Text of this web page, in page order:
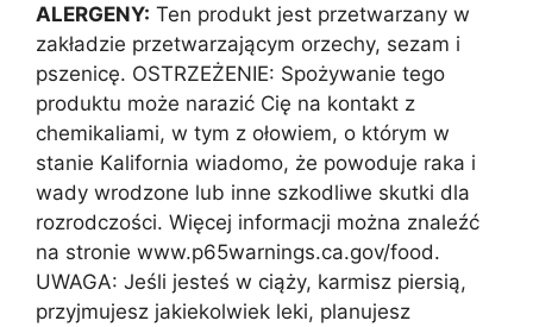
ALERGENY: Ten produkt jest przetwarzany w
zakładzie przetwarzającym orzechy, sezam i
pszenicę. OSTRZEŻENIE: Spożywanie tego
produktu może narazić Cię na kontakt z
chemikaliami, w tym z ołowiem, o którym w
stanie Kalifornia wiadomo, że powoduje raka i
wady wrodzone lub inne szkodliwe skutki dla
rozrodczości. Więcej informacji można znaleźć
na stronie www.p65warnings.ca.gov/food.
UWAGA: Jeśli jesteś w ciąży, karmisz piersią,
przyjmujesz jakiekolwiek leki, planujesz